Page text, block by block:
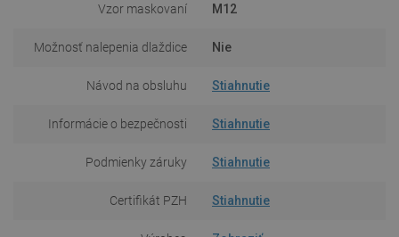
Vzor maskovaní M12
Možnosť nalepenia dlaždice Nie
Návod na obsluhu Stiahnutie
Informácie o bezpečnosti Stiahnutie
Podmienky záruky Stiahnutie
Certifikát PZH Stiahnutie